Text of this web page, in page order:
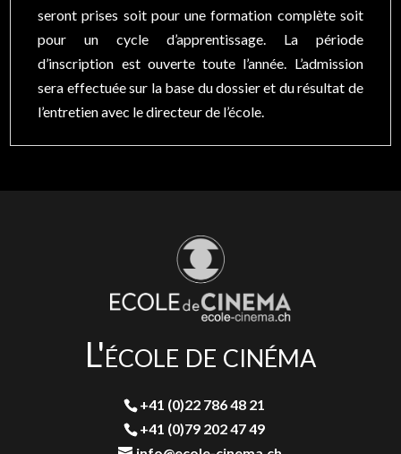
seront prises soit pour une formation complète soit
pour un cycle d’apprentissage. La période
d’inscription est ouverte toute l’année. L’admission
sera effectuée sur la base du dossier et du résultat de
l’entretien avec le directeur de l’école.
L'école de cinéma
+41 (0)22 786 48 21
+41 (0)79 202 47 49